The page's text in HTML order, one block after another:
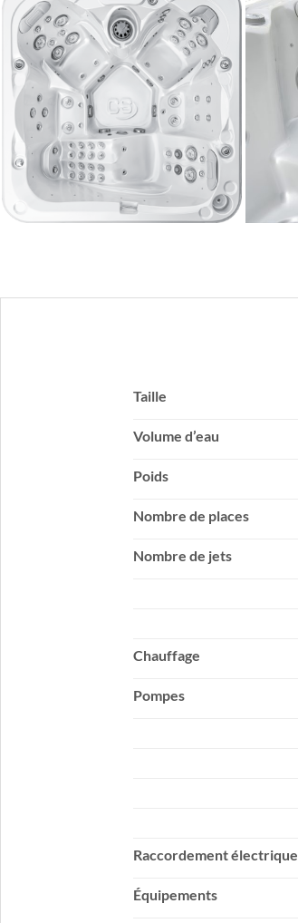
Taille
Volume d’eau
Poids
Nombre de places
Nombre de jets
Chauffage
Pompes
Raccordement électrique
Équipements